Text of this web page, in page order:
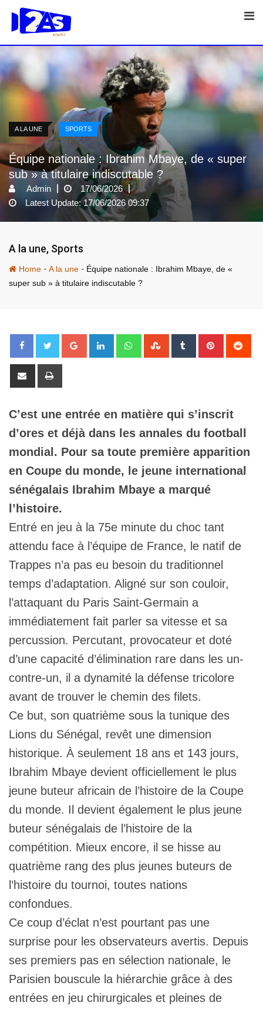
content
A LA UNE SPORTS
Équipe nationale : Ibrahim Mbaye, de « super
sub » à titulaire indiscutable ?
Admin
17/06/2026
Latest Update: 17/06/2026 09:37
A la une, Sports
Home - A la une - Équipe nationale : Ibrahim Mbaye, de «
super sub » à titulaire indiscutable ?
Google+ LinkedIn WhatsappStumbleUpon
Tumblr Pinterest
Share
C’est une entrée en matière qui s’inscrit
d’ores et déjà dans les annales du football
mondial. Pour sa toute première apparition
en Coupe du monde, le jeune international
sénégalais Ibrahim Mbaye a marqué
l’histoire.
Entré en jeu à la 75e minute du choc tant
attendu face à l’équipe de France, le natif de
Trappes n’a pas eu besoin du traditionnel
temps d’adaptation. Aligné sur son couloir,
l’attaquant du Paris Saint-Germain a
immédiatement fait parler sa vitesse et sa
percussion. Percutant, provocateur et doté
d’une capacité d’élimination rare dans les un-
contre-un, il a dynamité la défense tricolore
avant de trouver le chemin des filets.
Ce but, son quatrième sous la tunique des
Lions du Sénégal, revêt une dimension
historique. À seulement 18 ans et 143 jours,
Ibrahim Mbaye devient officiellement le plus
jeune buteur africain de l’histoire de la Coupe
du monde. Il devient également le plus jeune
buteur sénégalais de l’histoire de la
compétition. Mieux encore, il se hisse au
quatrième rang des plus jeunes buteurs de
l’histoire du tournoi, toutes nations
confondues.
Ce coup d’éclat n’est pourtant pas une
surprise pour les observateurs avertis. Depuis
ses premiers pas en sélection nationale, le
Parisien bouscule la hiérarchie grâce à des
entrées en jeu chirurgicales et pleines de